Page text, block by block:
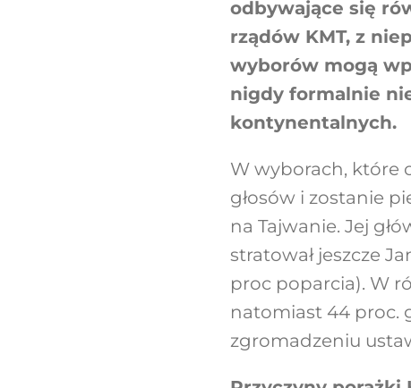
odbywające się
rządów KMT, z
wyborów mogą
nigdy formalnie
kontynentalnych.
W wyborach, które
głosów i zostanie
na Tajwanie. Jej
stratował jeszcze
proc poparcia). W
natomiast 44 proc.
zgromadzeniu